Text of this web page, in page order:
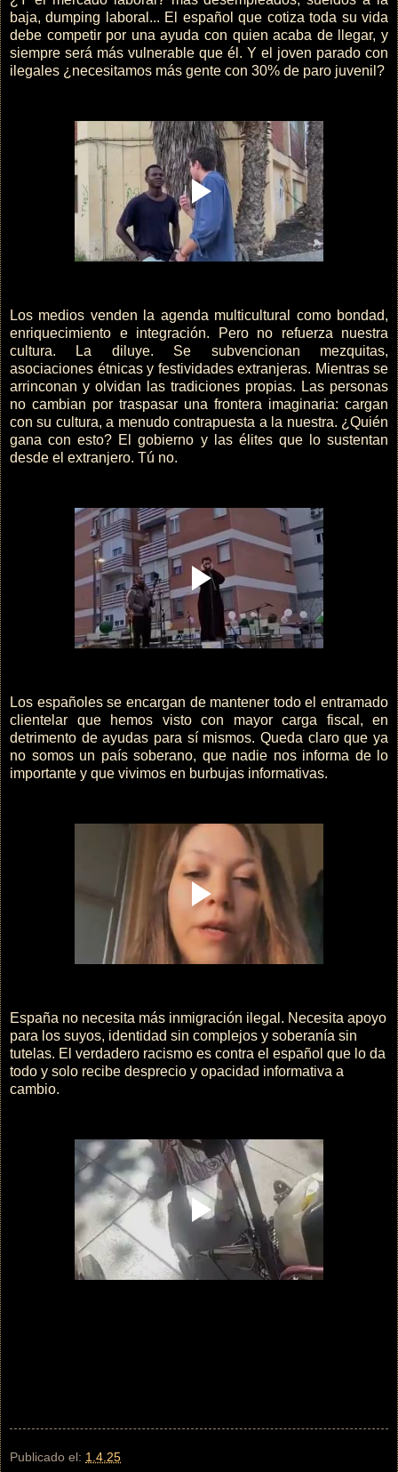
baja, dumping laboral... El español que cotiza toda su vida
debe competir por una ayuda con quien acaba de llegar, y
siempre será más vulnerable que él. Y el joven parado con
ilegales ¿necesitamos más gente con 30% de paro juvenil?
Los medios venden la agenda multicultural como bondad,
enriquecimiento e integración. Pero no refuerza nuestra
cultura. La diluye. Se subvencionan mezquitas,
asociaciones étnicas y festividades extranjeras. Mientras se
arrinconan y olvidan las tradiciones propias. Las personas
no cambian por traspasar una frontera imaginaria: cargan
con su cultura, a menudo contrapuesta a la nuestra. ¿Quién
gana con esto? El gobierno y las élites que lo sustentan
desde el extranjero. Tú no.
Los españoles se encargan de mantener todo el entramado
clientelar que hemos visto con mayor carga fiscal, en
detrimento de ayudas para sí mismos. Queda claro que ya
no somos un país soberano, que nadie nos informa de lo
importante y que vivimos en burbujas informativas.
España no necesita más inmigración ilegal. Necesita apoyo
para los suyos, identidad sin complejos y soberanía sin
tutelas. El verdadero racismo es contra el español que lo da
todo y solo recibe desprecio y opacidad informativa a
cambio.
Publicado el: 1.4.25